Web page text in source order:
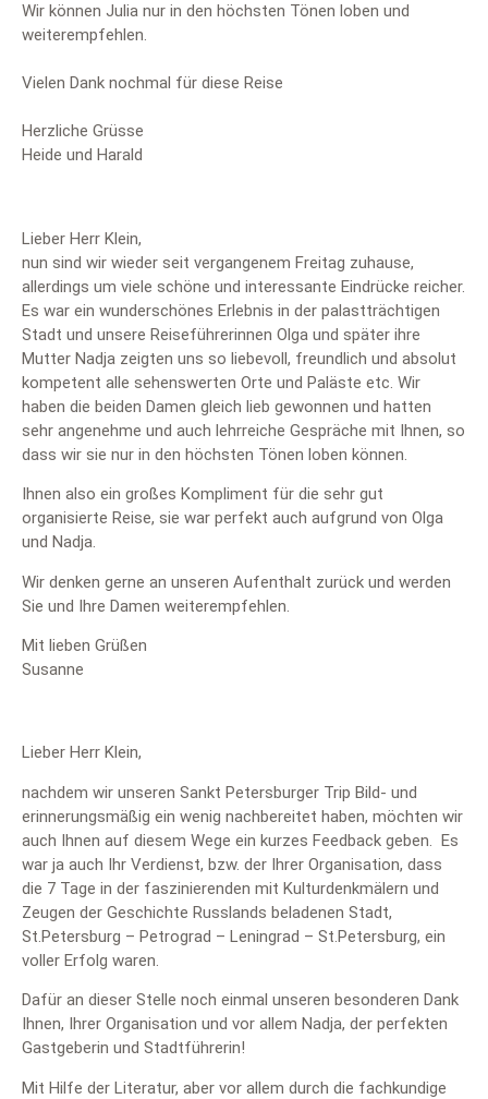
Wir können Julia nur in den höchsten Tönen loben und
weiterempfehlen.
Vielen Dank nochmal für diese Reise
Herzliche Grüsse
Heide und Harald
Lieber Herr Klein,
nun sind wir wieder seit vergangenem Freitag zuhause,
allerdings um viele schöne und interessante Eindrücke reicher.
Es war ein wunderschönes Erlebnis in der palastträchtigen
Stadt und unsere Reiseführerinnen Olga und später ihre
Mutter Nadja zeigten uns so liebevoll, freundlich und absolut
kompetent alle sehenswerten Orte und Paläste etc. Wir
haben die beiden Damen gleich lieb gewonnen und hatten
sehr angenehme und auch lehrreiche Gespräche mit Ihnen, so
dass wir sie nur in den höchsten Tönen loben können.
Ihnen also ein großes Kompliment für die sehr gut
organisierte Reise, sie war perfekt auch aufgrund von Olga
und Nadja.
Wir denken gerne an unseren Aufenthalt zurück und werden
Sie und Ihre Damen weiterempfehlen.
Mit lieben Grüßen
Susanne
Lieber Herr Klein,
nachdem wir unseren Sankt Petersburger Trip Bild- und
erinnerungsmäßig ein wenig nachbereitet haben, möchten wir
auch Ihnen auf diesem Wege ein kurzes Feedback geben. Es
war ja auch Ihr Verdienst, bzw. der Ihrer Organisation, dass
die 7 Tage in der faszinierenden mit Kulturdenkmälern und
Zeugen der Geschichte Russlands beladenen Stadt,
St.Petersburg – Petrograd – Leningrad – St.Petersburg, ein
voller Erfolg waren.
Dafür an dieser Stelle noch einmal unseren besonderen Dank
Ihnen, Ihrer Organisation und vor allem Nadja, der perfekten
Gastgeberin und Stadtführerin!
Mit Hilfe der Literatur, aber vor allem durch die fachkundige